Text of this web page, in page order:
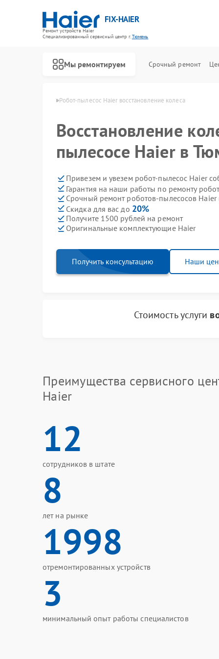
FIX-HAIER
Ремонт устройств Haier
Специализированный cервисный центр г.Тюмень
Мы ремонтируем Срочный ремонт
Робот-пылесос Haier восстановление колеса
Восстановление
пылесосе Haier в
Привезем и увезем робот-пылесос Haier
Гарантия на наши работы по ремонту
Срочный ремонт роботов-пылесосов Haier
Скидка для вас до 20%
Получите 1500 рублей на ремонт
Оригинальные комплектующие Haier
Получить консультацию Наши
Стоимость услуги
Преимущества сервисного
Haier
12
сотрудников в штате
8
лет на рынке
1998
отремонтированных устройств
3
минимальный опыт работы специалистов